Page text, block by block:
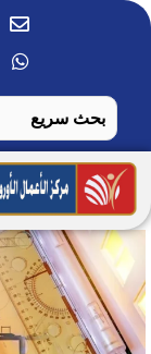
تخطي